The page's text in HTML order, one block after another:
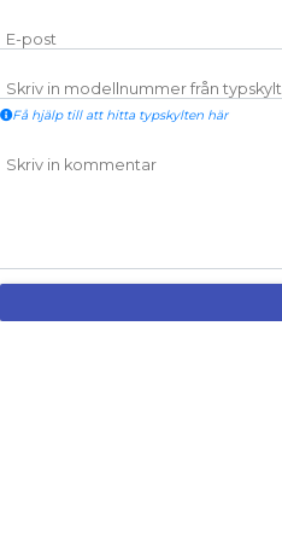
E-post
Skriv in modellnummer från typskylt
Få hjälp till att hitta typskylten här
Skriv in kommentar